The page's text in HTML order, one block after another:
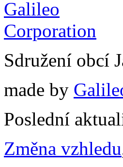
Sdružení obcí
made by
Poslední
Změna vzhledu